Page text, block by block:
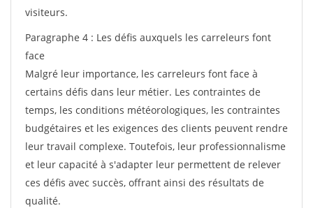
visiteurs.
Paragraphe 4 : Les défis auxquels les carreleurs font
face
Malgré leur importance, les carreleurs font face à
certains défis dans leur métier. Les contraintes de
temps, les conditions météorologiques, les contraintes
budgétaires et les exigences des clients peuvent rendre
leur travail complexe. Toutefois, leur professionnalisme
et leur capacité à s'adapter leur permettent de relever
ces défis avec succès, offrant ainsi des résultats de
qualité.